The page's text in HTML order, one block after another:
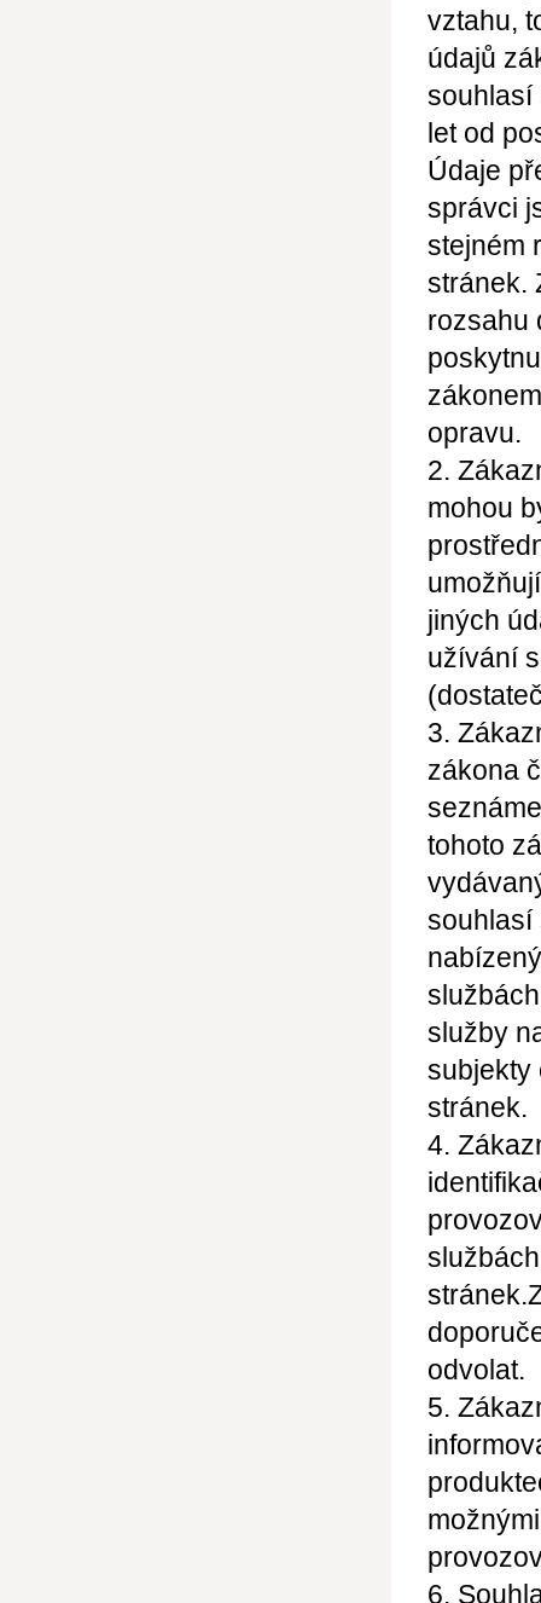
vztahu,
údajů
souhlasí
let od
Údaje
správci
stejném
stránek.
rozsahu
opravu.
2.
mohou
jiných
užívání
3.
zákona
tohoto
souhlasí
služby
subjekty
stránek.
4.
stránek.
odvolat.
5.
6.